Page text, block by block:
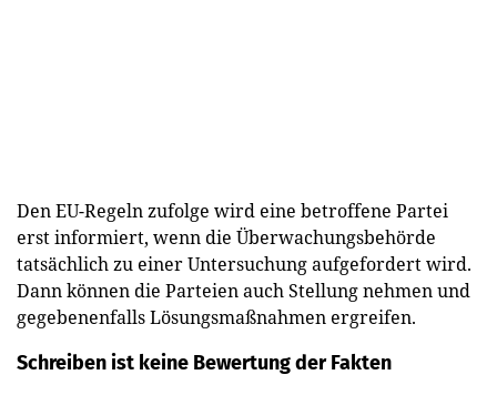
Den EU-Regeln zufolge wird eine betroffene Partei
erst informiert, wenn die Überwachungsbehörde
tatsächlich zu einer Untersuchung aufgefordert wird.
Dann können die Parteien auch Stellung nehmen und
gegebenenfalls Lösungsmaßnahmen ergreifen.
Schreiben ist keine Bewertung der Fakten